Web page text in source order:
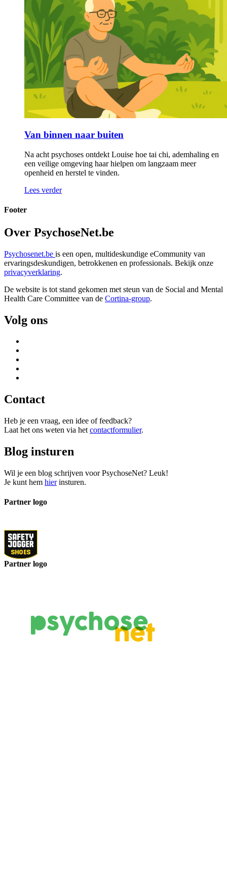
Van binnen naar buiten
Na acht psychoses ontdekt Louise hoe tai chi, ademhaling en
een veilige omgeving haar hielpen om langzaam meer
openheid en herstel te vinden.
Lees verder
Footer
Over PsychoseNet.be
Psychosenet.be is een open, multideskundige eCommunity van
ervaringsdeskundigen, betrokkenen en professionals. Bekijk onze
privacyverklaring.
De website is tot stand gekomen met steun van de Social and Mental
Health Care Committee van de Cortina-group.
Volg ons
Contact
Heb je een vraag, een idee of feedback?
Laat het ons weten via het contactformulier.
Blog insturen
Wil je een blog schrijven voor PsychoseNet? Leuk!
Je kunt hem hierinsturen.
Partner logo
Partner logo